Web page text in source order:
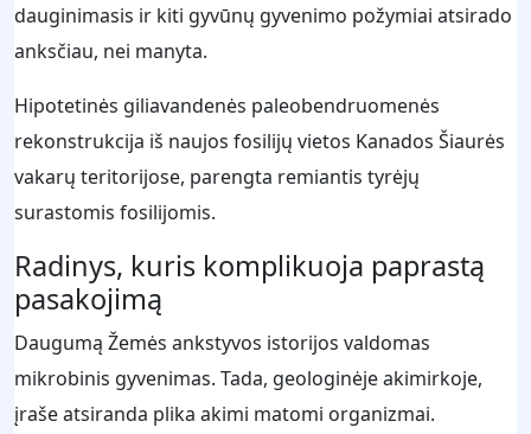
dauginimasis ir kiti gyvūnų gyvenimo požymiai atsirado
anksčiau, nei manyta.
Hipotetinės giliavandenės paleobendruomenės
rekonstrukcija iš naujos fosilijų vietos Kanados Šiaurės
vakarų teritorijose, parengta remiantis tyrėjų
surastomis fosilijomis.
Radinys, kuris komplikuoja paprastą
pasakojimą
Daugumą Žemės ankstyvos istorijos valdomas
mikrobinis gyvenimas. Tada, geologinėje akimirkoje,
įraše atsiranda plika akimi matomi organizmai.